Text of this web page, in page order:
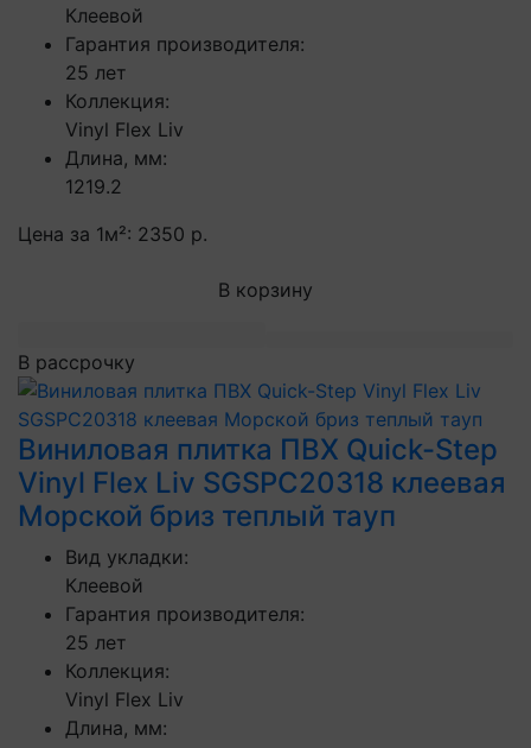
Клеевой
Гарантия производителя:
25 лет
Коллекция:
Vinyl Flex Liv
Длина, мм:
1219.2
Цена за 1м²: 2350 р.
В корзину
В рассрочку
Виниловая плитка ПВХ Quick-Step
Vinyl Flex Liv SGSPC20318 клеевая
Морской бриз теплый тауп
Вид укладки:
Клеевой
Гарантия производителя:
25 лет
Коллекция:
Vinyl Flex Liv
Длина, мм: